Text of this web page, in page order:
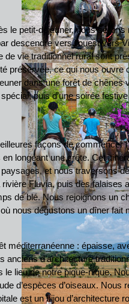
le petit-déjeuner, nous
descendre vers l’ouest vers
de vie traditionnel rural sont
préservée, ce qui nous ouvre
dans une forêt de
puis d’une soirée
façons de commencer
longeant une crête. Cet
et nous traversons
Fluvia, puis des falaises
de blé. Nous rejoignons un
nous dégustons un dîner fait
méditerranéenne : épaisse,
anciens d’architecture
lieu de notre pique-nique.
d’espèces d’oiseaux. Nous
est un bijou d’architecture